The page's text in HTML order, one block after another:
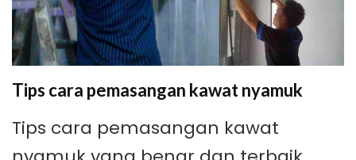
Tips cara pemasangan kawat nyamuk
Tips cara pemasangan kawat